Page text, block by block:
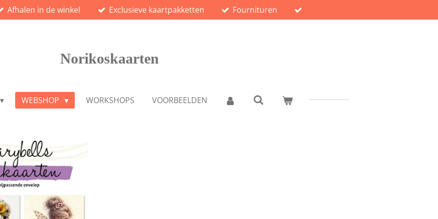
Afhalen in de winkel Exclusieve kaartpakketten Fournituren
Norikoskaarten
WEBSHOP WORKSHOPS VOORBEELDEN